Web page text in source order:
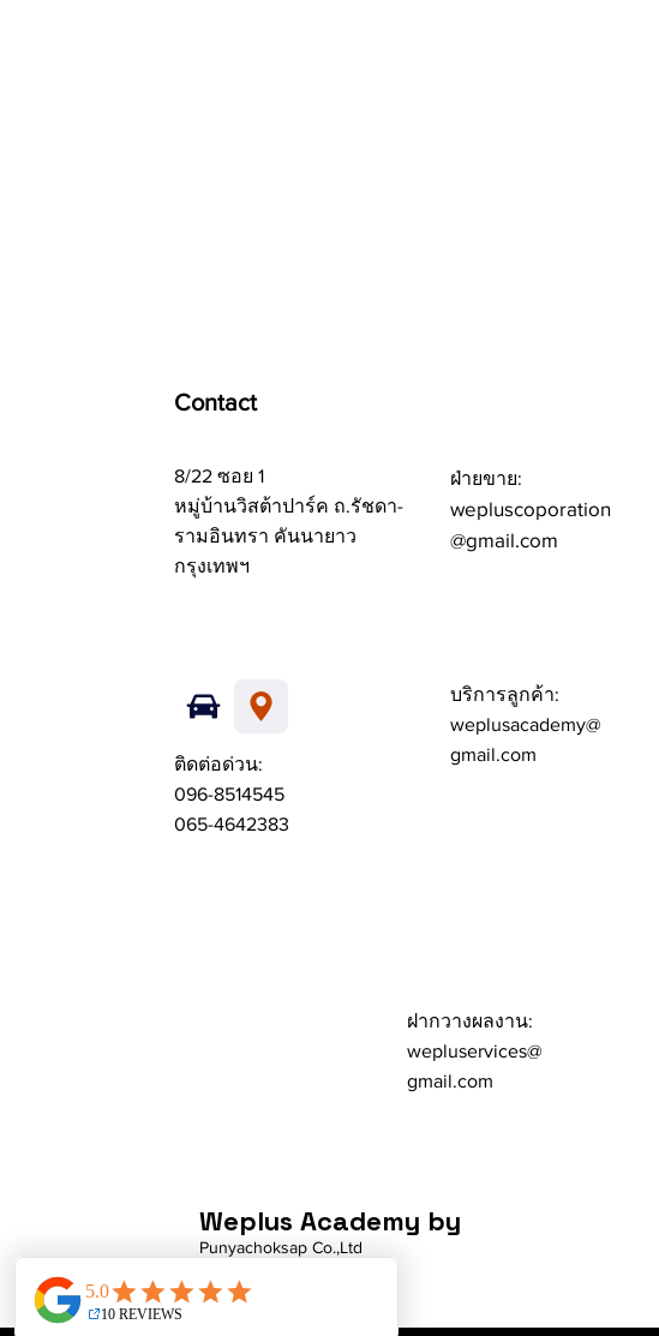
Contact
8/22 ซอย 1
หมู่บ้านวิสต้าปาร์ค ถ.รัชดา-
รามอินทรา คันนายาว
กรุงเทพฯ
ติดต่อด่วน:
096-8514545
065-4642383
ฝ่ายขาย:
wepluscoporation
@gmail.com
บริการลูกค้า:
weplusacademy@
gmail.com
ฝากวางผลงาน:
wepluservices@
gmail.com
Weplus Academy by
Punyachoksap Co.,Ltd